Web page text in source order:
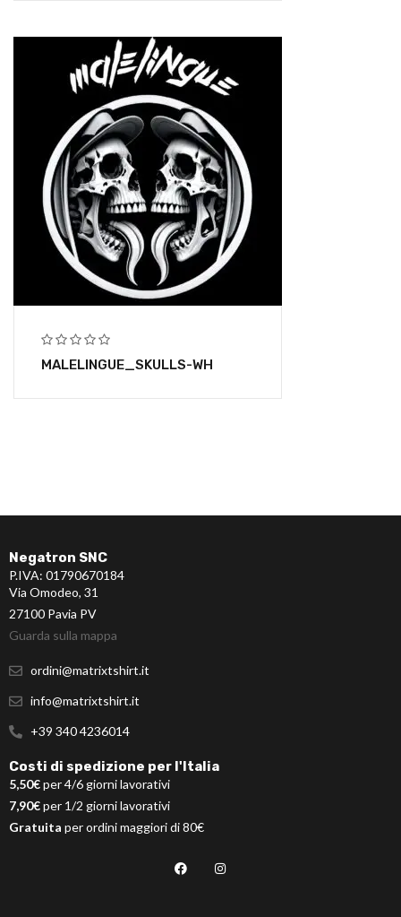
MALELINGUE_SKULLS-WH
Negatron SNC
P.IVA: 01790670184
Via Omodeo, 31
27100 Pavia PV
Guarda sulla mappa
ordini@matrixtshirt.it
info@matrixtshirt.it
+39 340 4236014
Costi di spedizione per l'Italia
5,50€per 4/6 giorni lavorativi
7,90€per 1/2 giorni lavorativi
Gratuita per ordini maggiori di 80€